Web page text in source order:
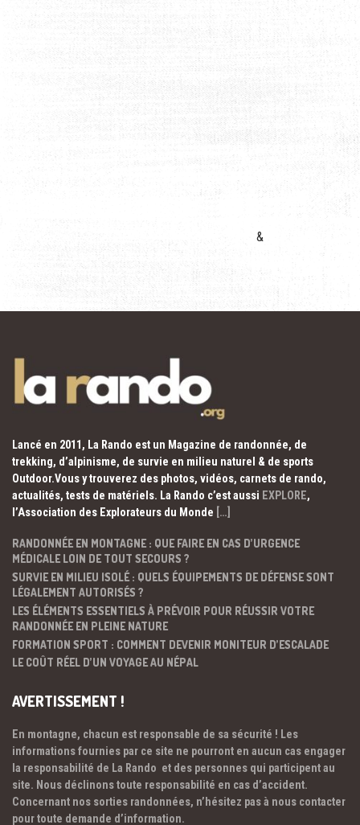
&
Lancé en 2011, La Rando est un Magazine de randonnée, de
trekking, d’alpinisme, de survie en milieu naturel & de sports
Outdoor.Vous y trouverez des photos, vidéos, carnets de rando,
actualités, tests de matériels. La Rando c’est aussi EXPLORE,
l’Association des Explorateurs du Monde […]
RANDONNÉE EN MONTAGNE : QUE FAIRE EN CAS D’URGENCE
MÉDICALE LOIN DE TOUT SECOURS ?
SURVIE EN MILIEU ISOLÉ : QUELS ÉQUIPEMENTS DE DÉFENSE SONT
LÉGALEMENT AUTORISÉS ?
LES ÉLÉMENTS ESSENTIELS À PRÉVOIR POUR RÉUSSIR VOTRE
RANDONNÉE EN PLEINE NATURE
FORMATION SPORT : COMMENT DEVENIR MONITEUR D’ESCALADE
LE COÛT RÉEL D’UN VOYAGE AU NÉPAL
AVERTISSEMENT !
En montagne, chacun est responsable de sa sécurité ! Les
informations fournies par ce site ne pourront en aucun cas engager
la responsabilité de La Rando et des personnes qui participent au
site. Nous déclinons toute responsabilité en cas d’accident.
Concernant nos sorties randonnées, n’hésitez pas à nous contacter
pour toute demande d’information.